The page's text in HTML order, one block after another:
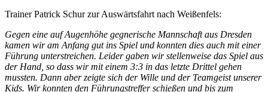
Trainer Patrick Schur zur Auswärtsfahrt nach Weißenfels:
Gegen eine auf Augenhöhe gegnerische Mannschaft aus Dresden
kamen wir am Anfang gut ins Spiel und konnten dies auch mit einer
Führung unterstreichen. Leider gaben wir stellenweise das Spiel aus
der Hand, so dass wir mit einem 3:3 in das letzte Drittel gehen
mussten. Dann aber zeigte sich der Wille und der Teamgeist unserer
Kids. Wir konnten den Führungstreffer schießen und bis zum